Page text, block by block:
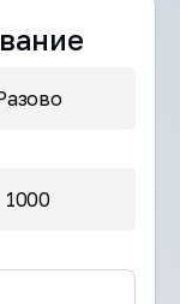
1000